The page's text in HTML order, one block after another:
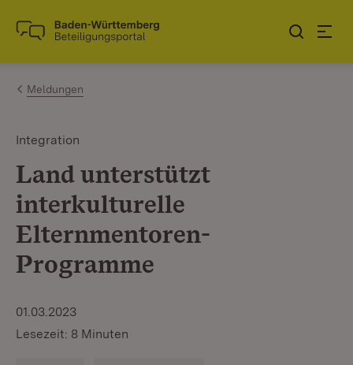
Zum Inhalt springen
Link zur Startseite
Meldungen
Integration
Land unterstützt
interkulturelle
Elternmentoren-
Programme
01.03.2023
Lesezeit: 8 Minuten